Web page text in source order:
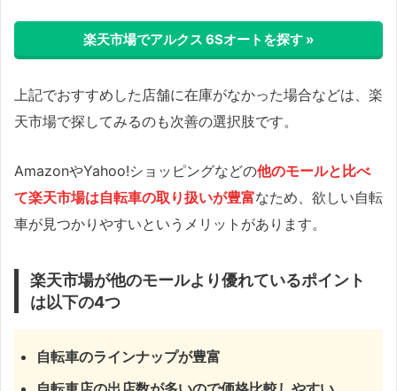
楽天市場でアルクス 6Sオートを探す »
上記でおすすめした店舗に在庫がなかった場合などは、楽
天市場で探してみるのも次善の選択肢です。
AmazonやYahoo!ショッピングなどの他のモールと比べ
て楽天市場は自転車の取り扱いが豊富なため、欲しい自転
車が見つかりやすいというメリットがあります。
楽天市場が他のモールより優れているポイント
は以下の4つ
自転車のラインナップが豊富